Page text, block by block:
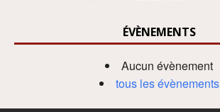
ÉVÈNEMENTS
Aucun évènement
tous les évènements